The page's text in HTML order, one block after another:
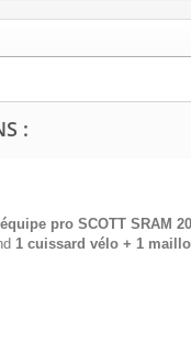
:
pro SCOTT SRAM
1 cuissard vélo + 1